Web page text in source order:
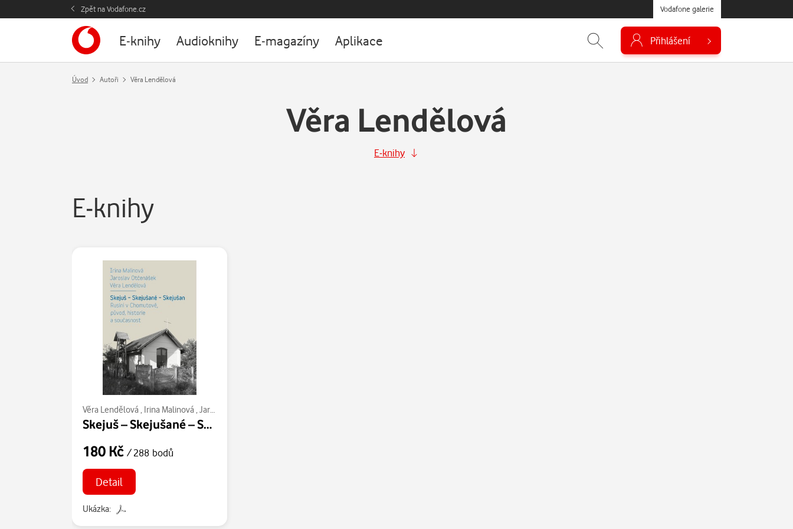
Zpět na Vodafone.cz Vodafone galerie
E-knihy Audioknihy E-magazíny Aplikace Přihlášení
Úvod Autoři Věra Lendělová
Věra Lendělová
E-knihy
E-knihy
Věra Lendělová , Irina Malinová , Jaroslav Otčenášek
Skejuš – Skejušané – Skejušan. Rusíni v Chomutově, původ, historie a současnost
180 Kč / 288 bodů
Detail
Ukázka: